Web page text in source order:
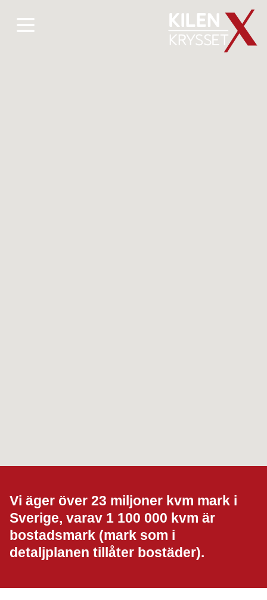
Vi äger över 23 miljoner kvm mark i
Sverige, varav 1 100 000 kvm är
bostadsmark (mark som i
detaljplanen tillåter bostäder).